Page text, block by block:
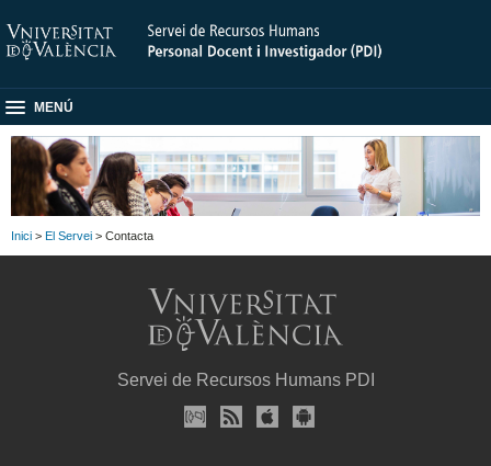
MENÚ
Inici > El Servei > Contacta
Servei de Recursos Humans PDI